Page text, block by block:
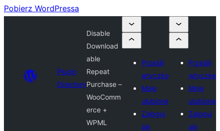
Pobierz WordPressa
Plugin
Directory
Disable
Download
able
Repeat
Purchase –
WooComm
erce +
WPML
Prześlij
wtyczkę
Moje
ulubione
Zaloguj
się
Prześlij
wtyczkę
Moje
ulubione
Zaloguj
się